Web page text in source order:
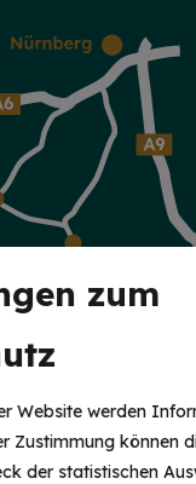
zum
Website werden
Zustimmung können
der statistischen